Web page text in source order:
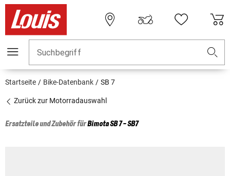
Suchbegriff
Startseite Bike-Datenbank SB 7
Zurück zur Motorradauswahl
Ersatzteile und Zubehör fürBimotaSB 7 - SB7